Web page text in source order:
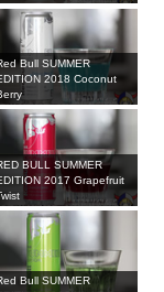
Bull SUMMER
2018 Coconut
BULL SUMMER
2017 Grapefruit
Bull SUMMER